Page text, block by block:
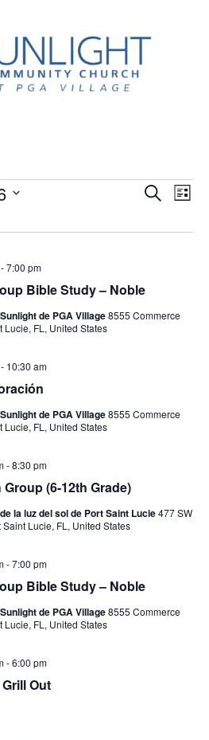
de
y
BuscarLista
Bible Study – Noble
7:00 pm
de PGA Village8555 Commerce
Lucie, FL, United States
10:30 am
de PGA Village8555 Commerce
Lucie, FL, United States
(6-12th Grade)
-8:30 pm
la luz del sol de Port Saint Lucie477 SW
Lucie, FL, United States
Bible Study – Noble
-7:00 pm
de PGA Village8555 Commerce
Lucie, FL, United States
Out
-6:00 pm